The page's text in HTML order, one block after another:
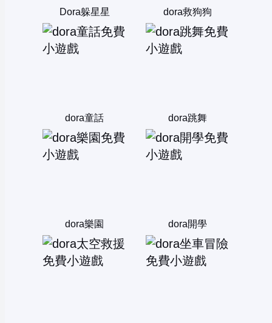
Dora躲星星 dora救狗狗
dora童話 dora跳舞
dora樂園 dora開學